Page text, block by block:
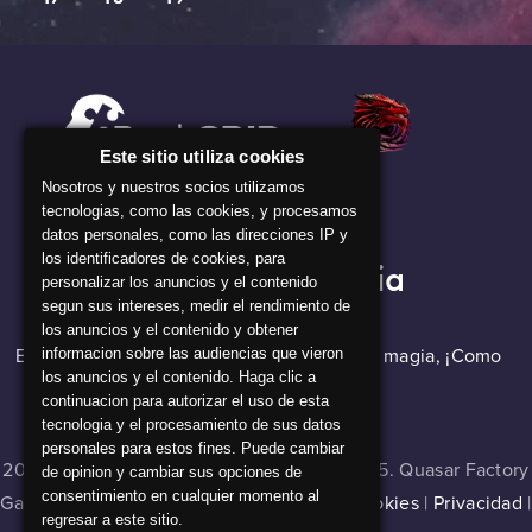
Nuestra Compañia
El software de backGRID parece que hace magia, ¡Como
nuestros alquimistas!
2024 © Master of Cladia v 1.0.0 , build 16335. Quasar Factory
Games. Todos los derechos reservados |
Cookies| Privacidad |
Este sitio utiliza cookies
Nosotros y nuestros socios utilizamos
tecnologias, como las cookies, y procesamos
datos personales, como las direcciones IP y
los identificadores de cookies, para
personalizar los anuncios y el contenido
segun sus intereses, medir el rendimiento de
los anuncios y el contenido y obtener
informacion sobre las audiencias que vieron
los anuncios y el contenido. Haga clic a
continuacion para autorizar el uso de esta
tecnologia y el procesamiento de sus datos
personales para estos fines. Puede cambiar
de opinion y cambiar sus opciones de
consentimiento en cualquier momento al
regresar a este sitio.